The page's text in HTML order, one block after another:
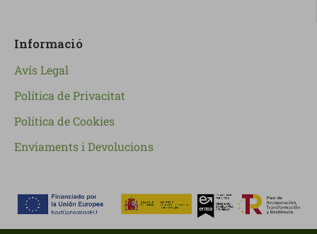
Informació
Avís Legal
Política de Privacitat
Política de Cookies
Enviaments i Devolucions